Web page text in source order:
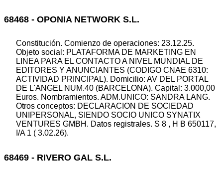
68468 - OPONIA NETWORK S.L.
Constitución. Comienzo de operaciones: 23.12.25.
Objeto social: PLATAFORMA DE MARKETING EN
LINEA PARA EL CONTACTO A NIVEL MUNDIAL DE
EDITORES Y ANUNCIANTES (CODIGO CNAE 6310:
ACTIVIDAD PRINCIPAL). Domicilio: AV DEL PORTAL
DE L'ANGEL NUM.40 (BARCELONA). Capital: 3.000,00
Euros. Nombramientos. ADM.UNICO: SANDRA LANG.
Otros conceptos: DECLARACION DE SOCIEDAD
UNIPERSONAL, SIENDO SOCIO UNICO SYNATIX
VENTURES GMBH. Datos registrales. S 8 , H B 650117,
I/A 1 ( 3.02.26).
68469 - RIVERO GAL S.L.